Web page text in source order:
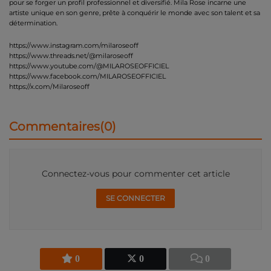
0 0 0
pour se forger un profil professionnel et diversifié. Mila Rose incarne une
artiste unique en son genre, prête à conquérir le monde avec son talent et sa
détermination.
https://www.instagram.com/milaroseoff
https://www.threads.net/@milaroseoff
https://www.youtube.com/@MILAROSEOFFICIEL
https://www.facebook.com/MILAROSEOFFICIEL
https://x.com/Milaroseoff
Commentaires(0)
Connectez-vous pour commenter cet article
SE CONNECTER